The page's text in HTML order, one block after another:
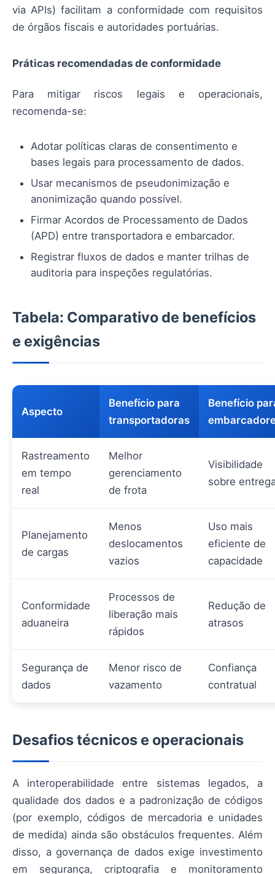
via APIs) facilitam a conformidade com requisitos
de órgãos fiscais e autoridades portuárias.
Práticas recomendadas de conformidade
Para mitigar riscos legais e operacionais,
recomenda-se:
Adotar políticas claras de consentimento e
bases legais para processamento de dados.
Usar mecanismos de pseudonimização e
anonimização quando possível.
Firmar Acordos de Processamento de Dados
(APD) entre transportadora e embarcador.
Registrar fluxos de dados e manter trilhas de
auditoria para inspeções regulatórias.
Tabela: Comparativo de benefícios
e exigências
Aspecto
Benefício para
transportadoras
Benefício
Rastreamento
em tempo
real
Melhor
gerenciamento
de frota
Visibilidade
sobre
Planejamento
de cargas
Menos
deslocamentos
vazios
Uso mais
eficiente de
capacidade
Conformidade
aduaneira
Processos de
liberação mais
rápidos
Redução de
atrasos
Segurança de
dados
Menor risco de
vazamento
Confiança
contratual
Desafios técnicos e operacionais
A interoperabilidade entre sistemas legados, a
qualidade dos dados e a padronização de códigos
(por exemplo, códigos de mercadoria e unidades
de medida) ainda são obstáculos frequentes. Além
disso, a governança de dados exige investimento
em segurança, criptografia e monitoramento